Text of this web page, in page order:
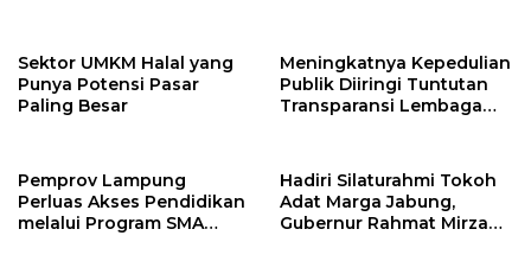
Sektor UMKM Halal yang
Punya Potensi Pasar
Paling Besar
Meningkatnya Kepedulian
Publik Diiringi Tuntutan
Transparansi Lembaga
Pemprov Lampung
Perluas Akses Pendidikan
melalui Program SMA
Hadiri Silaturahmi Tokoh
Adat Marga Jabung,
Gubernur Rahmat Mirzani